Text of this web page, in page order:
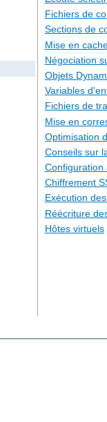
Fichiers de
Sections de
Mise en
Négociation
Objets
Variables
Fichiers de
Mise en
Optimisation
Conseils sur
Configuration
Chiffrement
Exécution
Réécriture
Hôtes virtuels